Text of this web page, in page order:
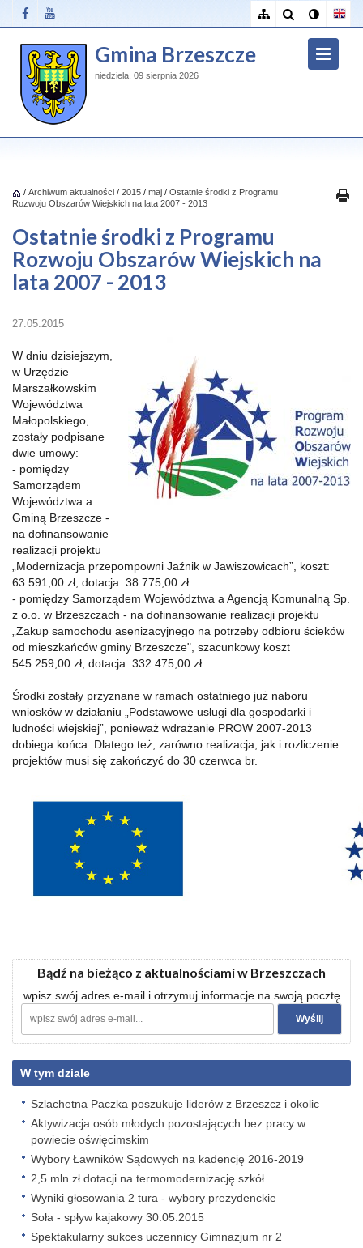
Gmina Brzeszcze
niedziela, 09 sierpnia 2026
/ Archiwum aktualności / 2015 / maj / Ostatnie środki z Programu
Rozwoju Obszarów Wiejskich na lata 2007 - 2013
Ostatnie środki z Programu
Rozwoju Obszarów Wiejskich na
lata 2007 - 2013
27.05.2015
W dniu dzisiejszym,
w Urzędzie
Marszałkowskim
Województwa
Małopolskiego,
zostały podpisane
dwie umowy:
- pomiędzy
Samorządem
Województwa a
Gminą Brzeszcze -
na dofinansowanie
realizacji projektu
„Modernizacja przepompowni Jaźnik w Jawiszowicach”, koszt:
63.591,00 zł, dotacja: 38.775,00 zł
- pomiędzy Samorządem Województwa a Agencją Komunalną Sp.
z o.o. w Brzeszczach - na dofinansowanie realizacji projektu
„Zakup samochodu asenizacyjnego na potrzeby odbioru ścieków
od mieszkańców gminy Brzeszcze", szacunkowy koszt
545.259,00 zł, dotacja: 332.475,00 zł.
Środki zostały przyznane w ramach ostatniego już naboru
wniosków w działaniu „Podstawowe usługi dla gospodarki i
ludności wiejskiej”, ponieważ wdrażanie PROW 2007-2013
dobiega końca. Dlatego też, zarówno realizacja, jak i rozliczenie
projektów musi się zakończyć do 30 czerwca br.
Bądź na bieżąco z aktualnościami w Brzeszczach
wpisz swój adres e-mail i otrzymuj informacje na swoją pocztę
W tym dziale
Szlachetna Paczka poszukuje liderów z Brzeszcz i okolic
Aktywizacja osób młodych pozostających bez pracy w
powiecie oświęcimskim
Wybory Ławników Sądowych na kadencję 2016-2019
2,5 mln zł dotacji na termomodernizację szkół
Wyniki głosowania 2 tura - wybory prezydenckie
Soła - spływ kajakowy 30.05.2015
Spektakularny sukces uczennicy Gimnazjum nr 2